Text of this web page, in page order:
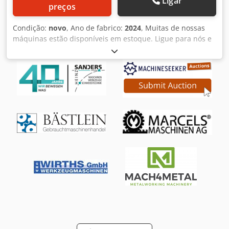
preços
Condição: novo, Ano de fabrico: 2024, Muitas de nossas
máquinas estão disponíveis em estoque. Ligue para nós e
saiba mais! A oferta diz respeito à versão básica da
máquina. Você pode encontrar todos os extras opcionais e
seus preços em nosso site. Prensa dobradeira elétrica PBE-
1204-CNC STEP ROCK22+ Parâmetros técnicos - Espessura
máxima da chapa a ser dobrada (S235): até 3,0 mm -
a ser dobrada: 1250 mm - Profundidade (distância entre a
ferramenta e a parede traseira): 300 mm - Curso máximo
da viga de flexão: 210 mm - Altura máxima de abertura:
410 mm - Distância entre as vigas: 2600 mm - Distância
máxima do batente traseiro: 750 mm - Potência do motor:
2,0 kW - Comprimento: 1960 mm Codorp Dp Topfx Abzsha -
Largura: 1450 mm - Altura: 2610 mm - Peso: 4000,0 kg
elétrico - Ajuste da barra (eixo Y): motor elétrico - Tipo de